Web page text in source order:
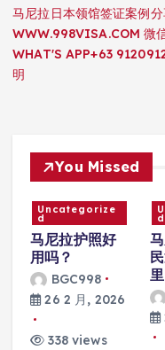
马尼拉日本领馆签证案例
WWW.998VISA.COM 微
WHAT'S APP+63
明
You Missed
Uncategorize
d
马尼拉护照好
用吗？
BGC998
26 2 月, 2026
338 views
d